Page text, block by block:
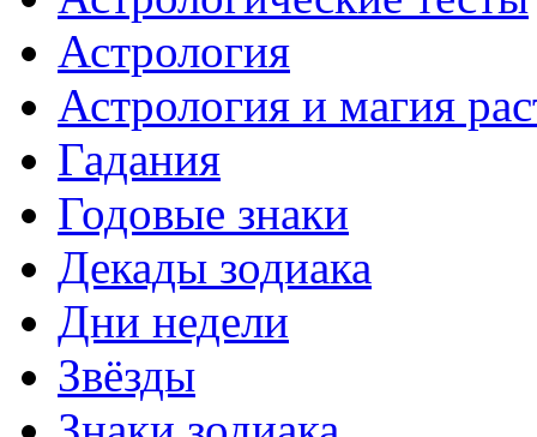
Астрология
Астрология и магия
Гадания
Годовые знаки
Декады зодиака
Дни недели
Звёзды